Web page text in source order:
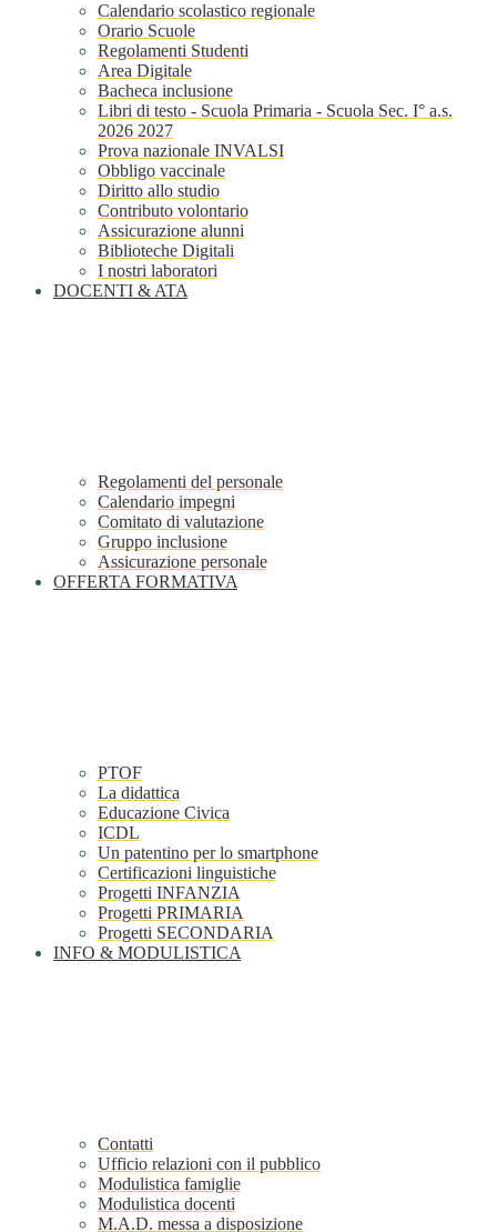
Calendario scolastico regionale
Orario Scuole
Regolamenti Studenti
Area Digitale
Bacheca inclusione
Libri di testo - Scuola Primaria - Scuola Sec. I° a.s.
2026 2027
Prova nazionale INVALSI
Obbligo vaccinale
Diritto allo studio
Contributo volontario
Assicurazione alunni
Biblioteche Digitali
I nostri laboratori
DOCENTI & ATA
Regolamenti del personale
Calendario impegni
Comitato di valutazione
Gruppo inclusione
Assicurazione personale
OFFERTA FORMATIVA
PTOF
La didattica
Educazione Civica
ICDL
Un patentino per lo smartphone
Certificazioni linguistiche
Progetti INFANZIA
Progetti PRIMARIA
Progetti SECONDARIA
INFO & MODULISTICA
Contatti
Ufficio relazioni con il pubblico
Modulistica famiglie
Modulistica docenti
M.A.D. messa a disposizione